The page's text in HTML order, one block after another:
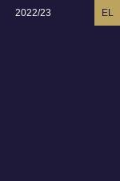
2022/23 EL